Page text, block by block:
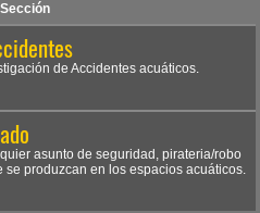
r
de Accidentes acuáticos.
asunto de seguridad, pirateria/robo
produzcan en los espacios acuáticos.